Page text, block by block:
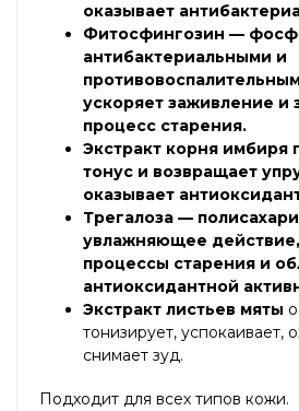
оказывает
Фитосфингозин —
антибактериальными и
ускоряет заживление и
процесс старения.
Экстракт корня имбиря
тонус и возвращает
оказывает
Трегалоза —
увлажняющее
процессы старения и
антиоксидантной
Экстракт листьев мяты
тонизирует, успокаивает,
снимает зуд.
Подходит для всех типов кожи.